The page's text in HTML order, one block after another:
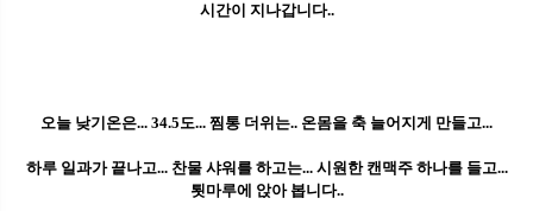
시간이 지나갑니다..
오늘 낮기온은... 34.5도... 찜통 더위는.. 온몸을 축 늘어지게 만들고...
하루 일과가 끝나고... 찬물 샤워를 하고는... 시원한 캔맥주 하나를 들고...
툇마루에 앉아 봅니다..